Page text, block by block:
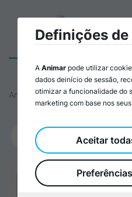
Animar
Promovido por:
Espaço t – Associação para
Definições
A Animar pode utilizar
dados deinício de sessão,
otimizar a funcionalidade do
marketing com base nos
Aceitar